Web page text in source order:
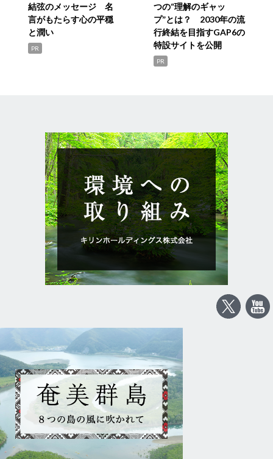
結弦のメッセージ 名
言がもたらす心の平穏
と潤い
PR
つの“理解のギャッ
プ”とは？ 2030年の流
行終結を目指すGAP6の
特設サイトを公開
PR